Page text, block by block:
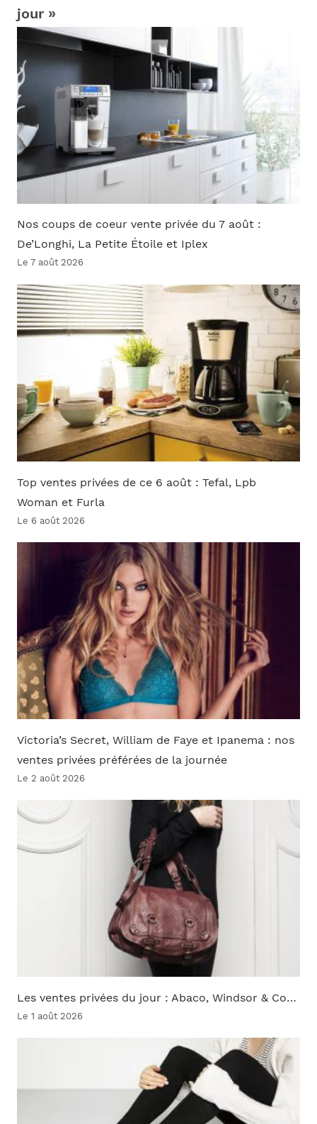
jour »
Nos coups de coeur vente privée du 7 août :
De’Longhi, La Petite Étoile et Iplex
Le 7 août 2026
Top ventes privées de ce 6 août : Tefal, Lpb
Woman et Furla
Le 6 août 2026
Victoria’s Secret, William de Faye et Ipanema : nos
ventes privées préférées de la journée
Le 2 août 2026
Les ventes privées du jour : Abaco, Windsor & Co…
Le 1 août 2026